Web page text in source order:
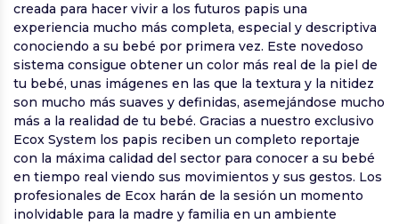
creada para hacer vivir a los futuros papis una
experiencia mucho más completa, especial y descriptiva
conociendo a su bebé por primera vez. Este novedoso
sistema consigue obtener un color más real de la piel de
tu bebé, unas imágenes en las que la textura y la nitidez
son mucho más suaves y definidas, asemejándose mucho
más a la realidad de tu bebé. Gracias a nuestro exclusivo
Ecox System los papis reciben un completo reportaje
con la máxima calidad del sector para conocer a su bebé
en tiempo real viendo sus movimientos y sus gestos. Los
profesionales de Ecox harán de la sesión un momento
inolvidable para la madre y familia en un ambiente